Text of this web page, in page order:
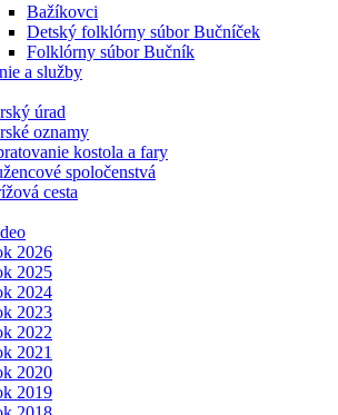
Bažíkovci
Detský folklórny súbor Bučníček
Folklórny súbor Bučník
a služby
úrad
oznamy
kostola a fary
spoločenstvá
cesta
2026
2025
2024
2023
2022
2021
2020
2019